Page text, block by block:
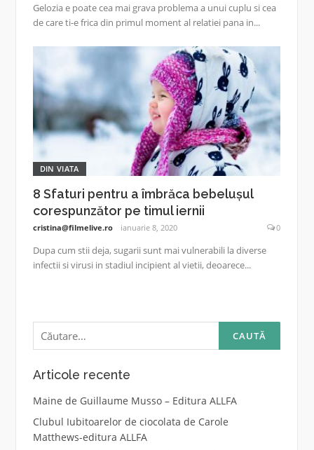
Gelozia e poate cea mai grava problema a unui cuplu si cea
de care ti-e frica din primul moment al relatiei pana in...
DIN VIATA
8 Sfaturi pentru a îmbrăca bebelușul
corespunzător pe timul iernii
cristina@filmelive.ro ianuarie 8, 2020 0
Dupa cum stii deja, sugarii sunt mai vulnerabili la diverse
infectii si virusi in stadiul incipient al vietii, deoarece...
Caută
după:
Articole recente
Maine de Guillaume Musso – Editura ALLFA
Clubul Iubitoarelor de ciocolata de Carole
Matthews-editura ALLFA